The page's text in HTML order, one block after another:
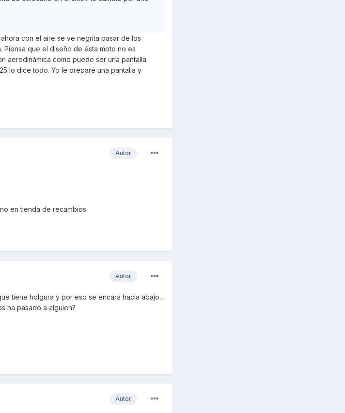
con el aire se ve negrita pasar de los
que el diseño de ésta moto no es
aerodinámica como puede ser una pantalla
lo dice todo. Yo le preparé una pantalla y
Autor
en tienda de recambios
Autor
tiene holgura y por eso se encara hacia abajo...
ha pasado a alguien?
Autor